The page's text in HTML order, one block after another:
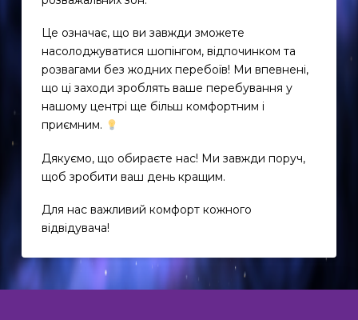
Це означає, що ви завжди зможете
насолоджуватися шопінгом, відпочинком та
розвагами без жодних перебоїв! Ми впевнені,
що ці заходи зроблять ваше перебування у
нашому центрі ще більш комфортним і
приємним.
Дякуємо, що обираєте нас! Ми завжди поруч,
щоб зробити ваш день кращим.
Для нас важливий комфорт кожного
відвідувача!
EN